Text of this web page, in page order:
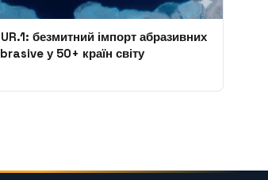
безмитний імпорт абразивних
у 50+ країн світу